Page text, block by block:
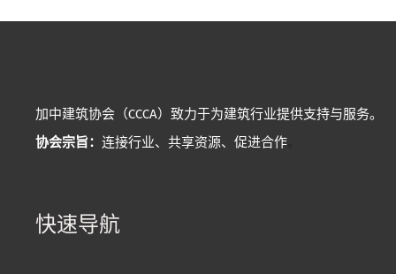
加中建筑协会（CCCA）致力于为建筑行业提供支持与服务。
协会宗旨： 连接行业、共享资源、促进合作
快速导航